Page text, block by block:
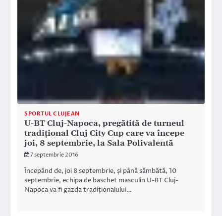
SPORTUL CLUJEAN
U-BT Cluj-Napoca, pregătită de turneul
tradițional Cluj City Cup care va începe
joi, 8 septembrie, la Sala Polivalentă
7 septembrie 2016
Începând de, joi 8 septembrie, și până sâmbătă, 10
septembrie, echipa de baschet masculin U-BT Cluj-
Napoca va fi gazda tradiționalului…